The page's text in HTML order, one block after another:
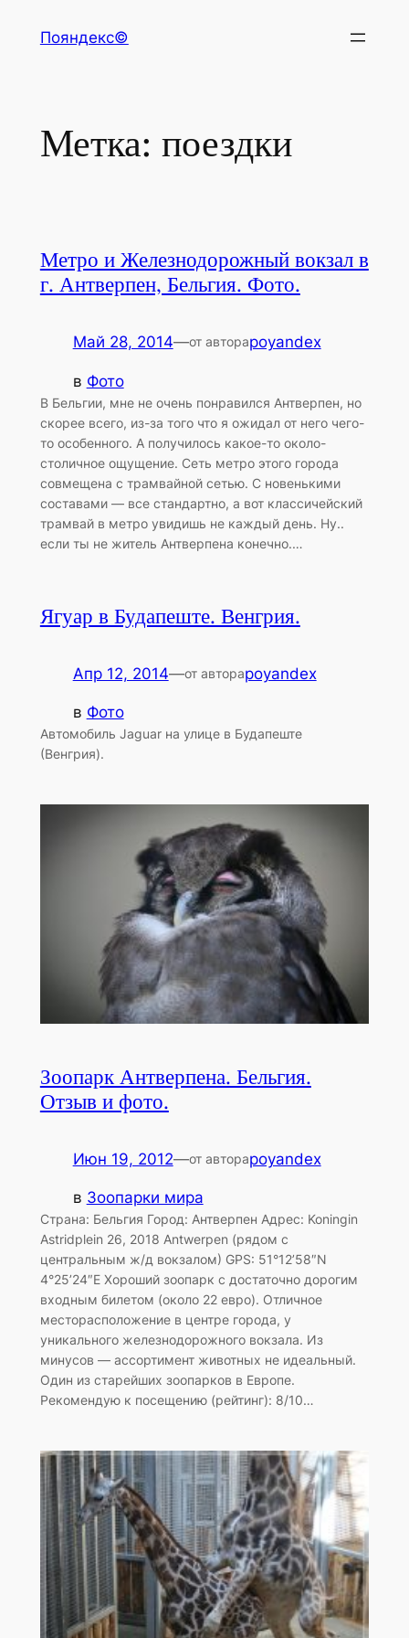
Пояндекс©
Метка: поездки
Метро и Железнодорожный вокзал в
г. Антверпен, Бельгия. Фото.
Май 28, 2014—от автораpoyandex
в Фото
В Бельгии, мне не очень понравился Антверпен, но
скорее всего, из-за того что я ожидал от него чего-
то особенного. А получилось какое-то около-
столичное ощущение. Сеть метро этого города
совмещена с трамвайной сетью. С новенькими
составами — все стандартно, а вот классичейский
трамвай в метро увидишь не каждый день. Ну..
если ты не житель Антверпена конечно.…
Ягуар в Будапеште. Венгрия.
Апр 12, 2014—от автораpoyandex
в Фото
Автомобиль Jaguar на улице в Будапеште
(Венгрия).
Зоопарк Антверпена. Бельгия.
Отзыв и фото.
Июн 19, 2012—от автораpoyandex
в Зоопарки мира
Страна: Бельгия Город: Антверпен Адрес: Koningin
Astridplein 26, 2018 Antwerpen (рядом с
центральным ж/д вокзалом) GPS: 51°12’58″N
4°25’24″E Хороший зоопарк с достаточно дорогим
входным билетом (около 22 евро). Отличное
месторасположение в центре города, у
уникального железнодорожного вокзала. Из
минусов — ассортимент животных не идеальный.
Один из старейших зоопарков в Европе.
Рекомендую к посещению (рейтинг): 8/10…